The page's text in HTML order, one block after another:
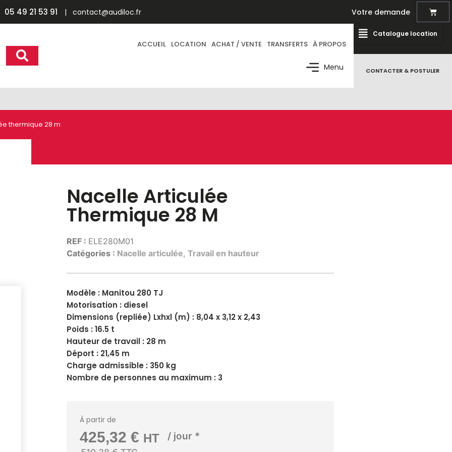
05 49 21 53 91 | contact@audiloc.fr Votre demande
ACCUEIL LOCATION ACHAT / VENTE TRANSFERTS À PROPOS
Menu
Catalogue location
CONTACTER & POSTULER
thermique 28 m
Nacelle Articulée
Thermique 28 M
REF : ELE280M01
Catégories : Nacelle articulée, Travail en hauteur
Modèle : Manitou 280 TJ
Motorisation : diesel
Dimensions (repliée) Lxhxl (m) : 8,04 x 3,12 x 2,43
Poids : 16.5 t
Hauteur de travail : 28 m
Déport : 21,45 m
Charge admissible : 350 kg
Nombre de personnes au maximum : 3
À partir de
425,32€ HT / jour *